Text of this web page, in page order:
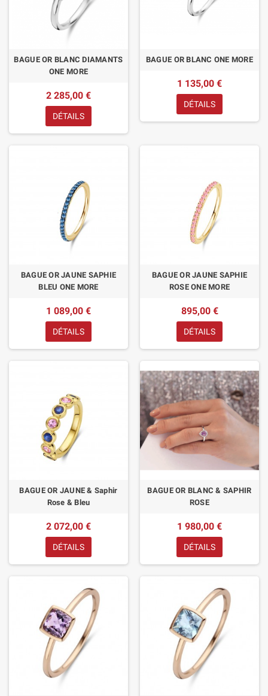
BAGUE OR BLANC DIAMANTS
ONE MORE
2 285,00 €
DÉTAILS
BAGUE OR BLANC ONE MORE
1 135,00 €
DÉTAILS
BAGUE OR JAUNE SAPHIE
BLEU ONE MORE
1 089,00 €
DÉTAILS
BAGUE OR JAUNE SAPHIE
ROSE ONE MORE
895,00 €
DÉTAILS
BAGUE OR JAUNE & Saphir
Rose & Bleu
2 072,00 €
DÉTAILS
BAGUE OR BLANC & SAPHIR
ROSE
1 980,00 €
DÉTAILS